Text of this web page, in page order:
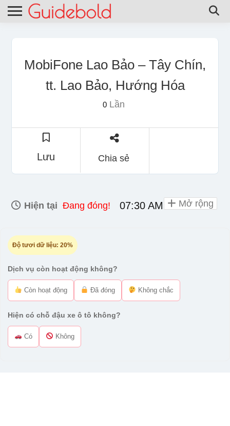
MobiFone Lao Bảo – Tây Chín,
tt. Lao Bảo, Hướng Hóa
0Lần
Lưu Chia sẻ
Hiện tại Đang đóng! 07:30 AM - 06:00 PM
Độ tươi dữ liệu: 20%
Dịch vụ còn hoạt động không?
Còn hoạt động Đã đóng Không chắc
Hiện có chỗ đậu xe ô tô không?
Có Không
Mở rộng